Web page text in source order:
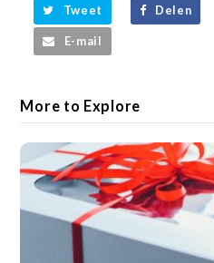
Tweet Delen
E-mail
More to Explore